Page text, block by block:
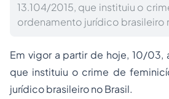
13.104/2015, que instituiu o
ordenamento jurídico brasileiro
Em vigor a partir de hoje, 10/03,
que instituiu o crime de
jurídico brasileiro no Brasil.